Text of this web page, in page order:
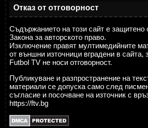
Отказ от отговорност
Съдържанието на този сайт е защитено
Закона за авторското право.
Изключение правят мултимедийните
от външни източници вградени в сайта,
Futbol TV не носи отговорност.
Публикуване и разпространение на
материали се допуска само след
съгласие и посочване на източник с
https://ftv.bg